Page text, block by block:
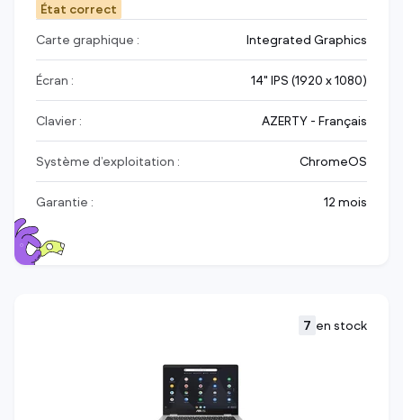
État correct
Carte graphique :
Integrated Graphics
Écran : 14" IPS (1920 x 1080)
Clavier : AZERTY - Français
Système d’exploitation : ChromeOS
Garantie : 12 mois
7 en stock